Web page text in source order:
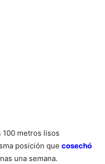
metros lisos
posición que cosechó
una semana.